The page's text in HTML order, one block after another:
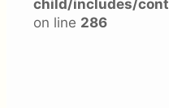
child/includes/
on line 286